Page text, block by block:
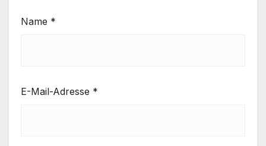
Name *
E-Mail-Adresse *